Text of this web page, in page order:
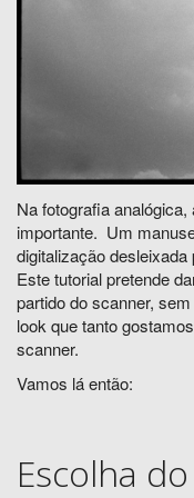
Na fotografia
importante. Um
digitalização
Este tutorial pretende
partido do scanner,
look que tanto
scanner.
Vamos lá então:
Escolha